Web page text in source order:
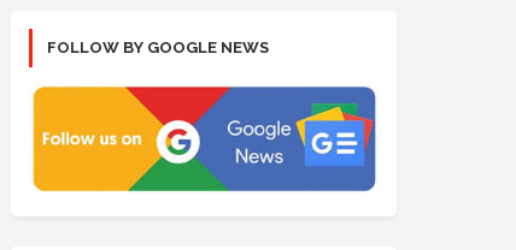
FOLLOW BY GOOGLE NEWS